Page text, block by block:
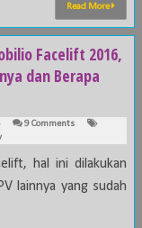
Read More
Facelift 2016,
dan Berapa
9 Comments
hal ini dilakukan
lainnya yang sudah